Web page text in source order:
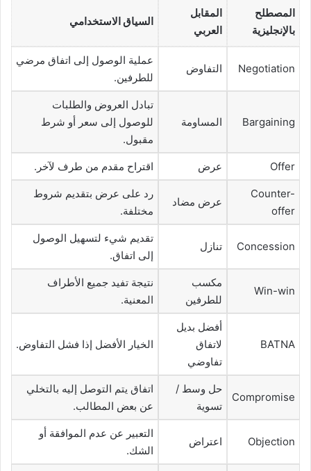
المصطلح
بالإنجليزية
المقابل
العربي
السياق الاستخدامي
Negotiation التفاوض
عملية الوصول إلى اتفاق مرضي
للطرفين.
Bargaining المساومة
تبادل العروض والطلبات
للوصول إلى سعر أو شرط
مقبول.
Offer عرض اقتراح مقدم من طرف لآخر.
Counter-
offer
عرض مضاد
رد على عرض بتقديم شروط
مختلفة.
Concession تنازل
تقديم شيء لتسهيل الوصول
إلى اتفاق.
Win-win
مكسب
للطرفين
نتيجة تفيد جميع الأطراف
المعنية.
BATNA
أفضل بديل
لاتفاق
تفاوضي
الخيار الأفضل إذا فشل التفاوض.
Compromise
حل وسط /
تسوية
اتفاق يتم التوصل إليه بالتخلي
عن بعض المطالب.
Objection اعتراض
التعبير عن عدم الموافقة أو
الشك.